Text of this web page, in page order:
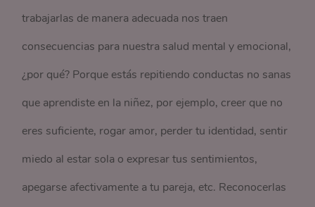
trabajarlas de manera adecuada nos traen
consecuencias para nuestra salud mental y emocional,
¿por qué? Porque estás repitiendo conductas no sanas
que aprendiste en la niñez, por ejemplo, creer que no
eres suficiente, rogar amor, perder tu identidad, sentir
miedo al estar sola o expresar tus sentimientos,
apegarse afectivamente a tu pareja, etc. Reconocerlas